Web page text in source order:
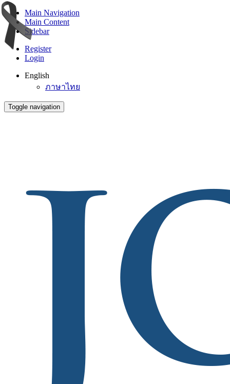
Main Navigation
Main Content
Sidebar
Register
Login
English
ภาษาไทย
Toggle navigation